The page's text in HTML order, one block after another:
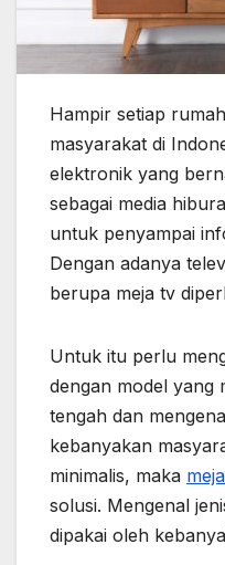
Hampir setiap
masyarakat di
elektronik yang
sebagai media
untuk penyampai
Dengan adanya
berupa meja tv
Untuk itu perlu
dengan model yang
tengah dan
kebanyakan
minimalis, maka
solusi. Mengenal
dipakai oleh